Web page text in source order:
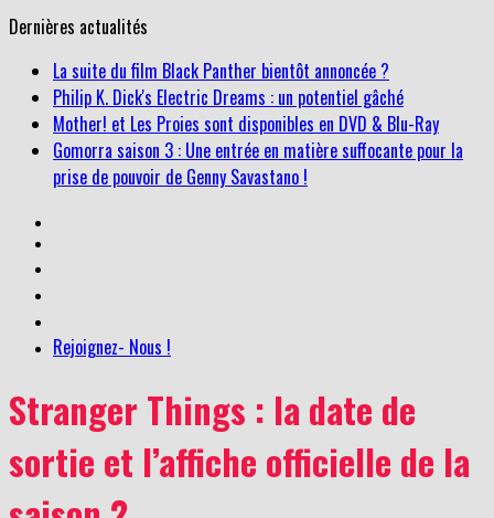
Dernières actualités
Philip K. Dick's Electric Dreams : un potentiel gâché
Mother! et Les Proies sont disponibles en DVD & Blu-Ray
Gomorra saison 3 : Une entrée en matière suffocante pour la
prise de pouvoir de Genny Savastano !
Stranger Things : la date de
sortie et l’affiche officielle de la
saison 2